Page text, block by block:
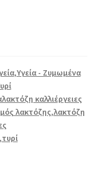
,Υγεία - Ζυμωμένα
καλλιέργειες
λακτόζης,λακτόζη
τυρί